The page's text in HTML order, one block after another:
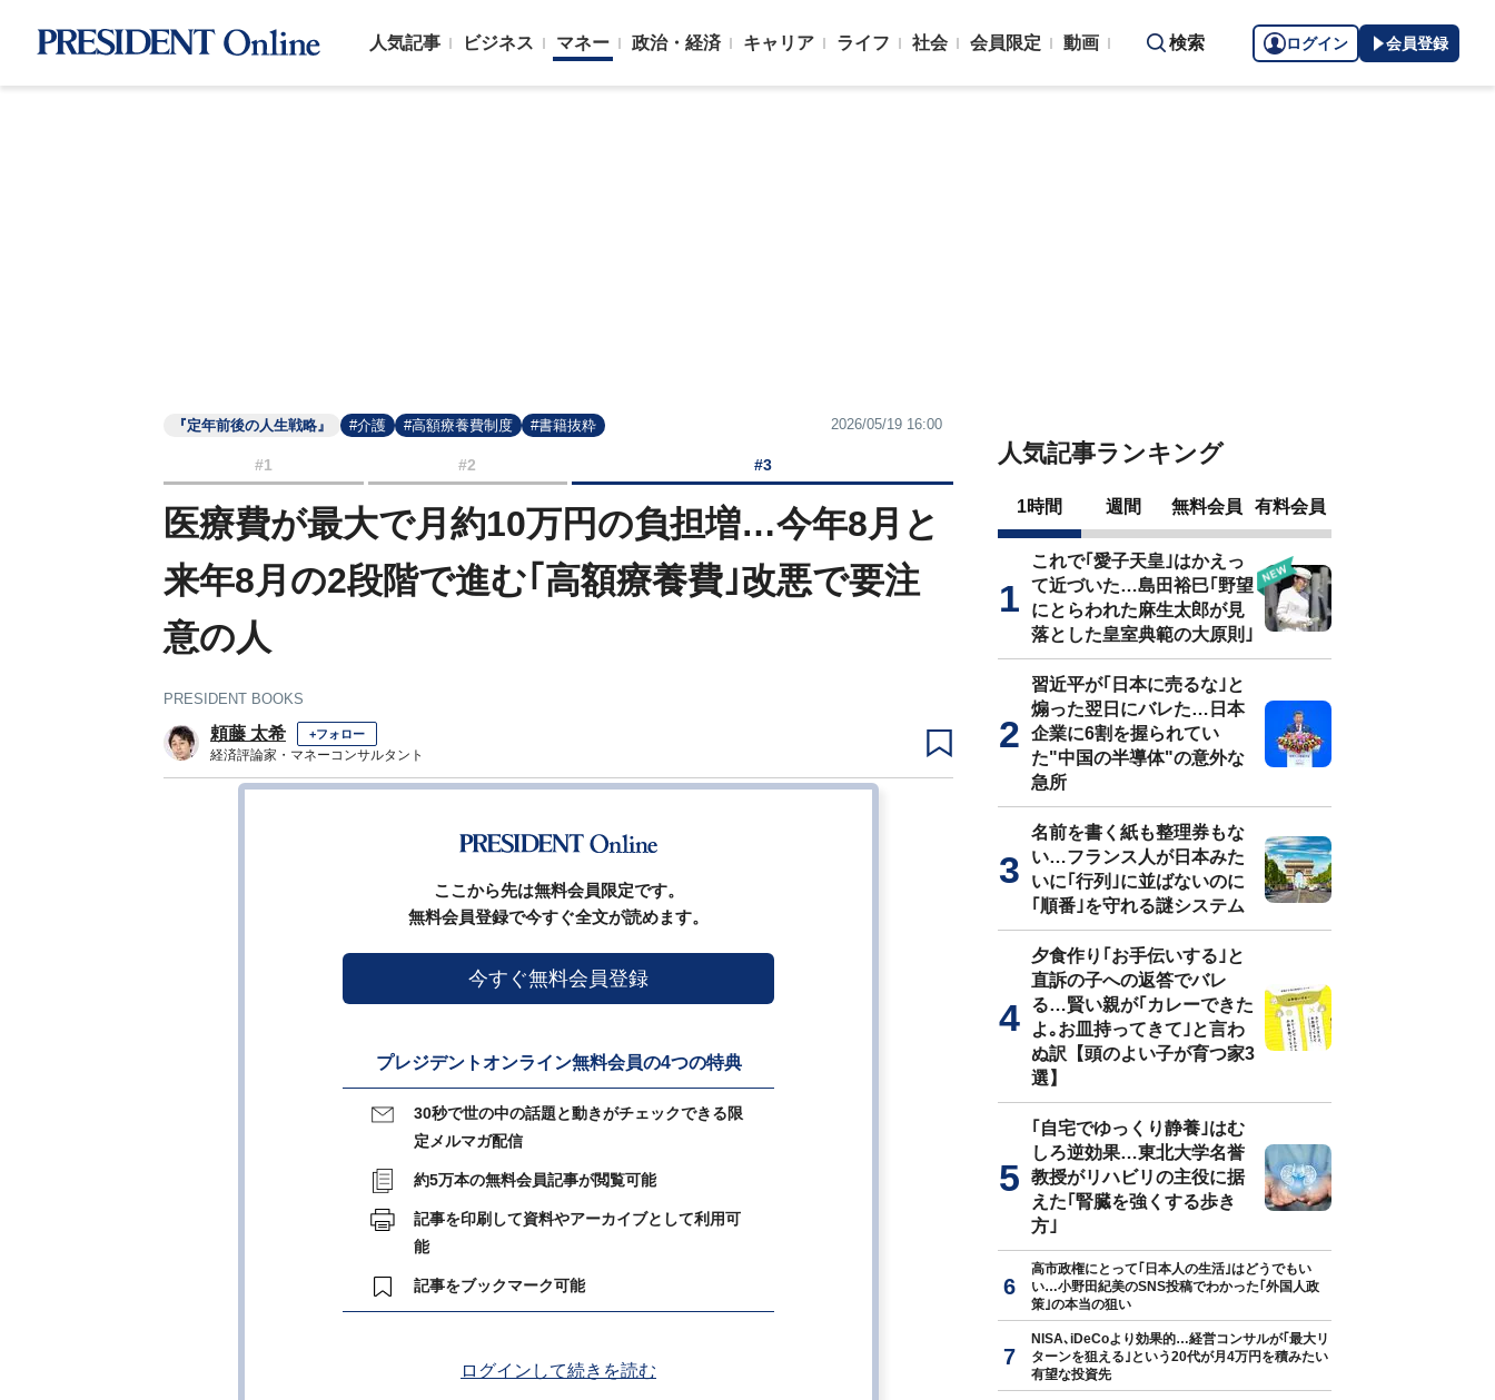
人気記事 ビジネス マネー 政治・経済 キャリア ライフ 社会 会員限定 動画 検索 ログイン 会員登録
『定年前後の人生戦略』 #介護 #高額療養費制度 #書籍抜粋 2026/05/19 16:00
#1 #2 #3
医療費が最大で月約10万円の負担増…今年8月と
来年8月の2段階で進む｢高額療養費｣改悪で要注
意の人
PRESIDENT BOOKS
頼藤 太希 +フォロー
経済評論家・マネーコンサルタント
ここから先は無料会員限定です。
無料会員登録で今すぐ全文が読めます。
今すぐ無料会員登録
プレジデントオンライン無料会員の4つの特典
30秒で世の中の話題と動きがチェックできる限
定メルマガ配信
約5万本の無料会員記事が閲覧可能
記事を印刷して資料やアーカイブとして利用可
能
記事をブックマーク可能
ログインして続きを読む
人気記事ランキング
1時間 週間 無料会員 有料会員
これで｢愛子天皇｣はかえっ
て近づいた…島田裕巳｢野望
にとらわれた麻生太郎が見
落とした皇室典範の大原則｣
習近平が｢日本に売るな｣と
煽った翌日にバレた…日本
企業に6割を握られてい
た"中国の半導体"の意外な
急所
名前を書く紙も整理券もな
い…フランス人が日本みた
いに｢行列｣に並ばないのに
｢順番｣を守れる謎システム
夕食作り｢お手伝いする｣と
直訴の子への返答でバレ
る…賢い親が｢カレーできた
よ｡お皿持ってきて｣と言わ
ぬ訳【頭のよい子が育つ家3
選】
｢自宅でゆっくり静養｣はむ
しろ逆効果…東北大学名誉
教授がリハビリの主役に据
えた｢腎臓を強くする歩き
方｣
高市政権にとって｢日本人の生活｣はどうでもい
い…小野田紀美のSNS投稿でわかった｢外国人政
策｣の本当の狙い
NISA､iDeCoより効果的…経営コンサルが｢最大リ
ターンを狙える｣という20代が月4万円を積みたい
有望な投資先